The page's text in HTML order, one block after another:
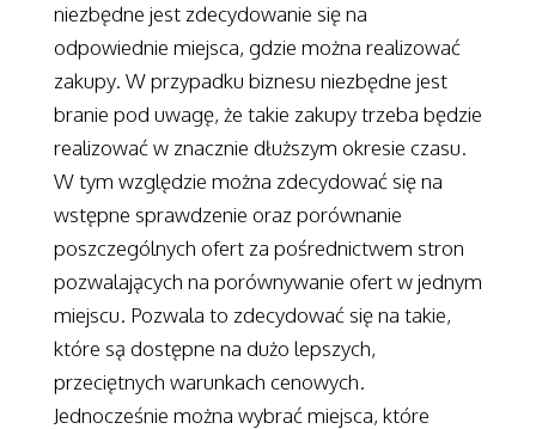
niezbędne jest zdecydowanie się na
odpowiednie miejsca, gdzie można realizować
zakupy. W przypadku biznesu niezbędne jest
branie pod uwagę, że takie zakupy trzeba będzie
realizować w znacznie dłuższym okresie czasu.
W tym względzie można zdecydować się na
wstępne sprawdzenie oraz porównanie
poszczególnych ofert za pośrednictwem stron
pozwalających na porównywanie ofert w jednym
miejscu. Pozwala to zdecydować się na takie,
które są dostępne na dużo lepszych,
przeciętnych warunkach cenowych.
Jednocześnie można wybrać miejsca, które